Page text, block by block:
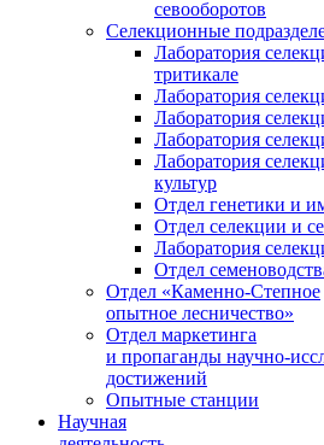
севооборотов
Селекционные
Лаборатория
тритикале
Лаборатория
Лаборатория
Лаборатория
Лаборатория
культур
Отдел генетики и
Отдел селекции и
Лаборатория
Отдел
Отдел «Каменно-Степное
опытное лесничество»
Отдел маркетинга
и пропаганды научно-
достижений
Опытные станции
Научная